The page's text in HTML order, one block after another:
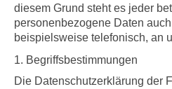
diesem Grund steht es jeder
personenbezogene Daten
beispielsweise telefonisch, an
1. Begriffsbestimmungen
Die Datenschutzerklärung der